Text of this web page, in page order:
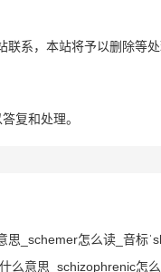
系，本站将予以删除等处
复和处理。